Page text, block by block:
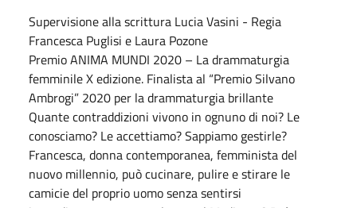
Supervisione alla scrittura Lucia Vasini - Regia
Francesca Puglisi e Laura Pozone
Premio ANIMA MUNDI 2020 – La drammaturgia
femminile X edizione. Finalista al “Premio Silvano
Ambrogi” 2020 per la drammaturgia brillante
Quante contraddizioni vivono in ognuno di noi? Le
conosciamo? Le accettiamo? Sappiamo gestirle?
Francesca, donna contemporanea, femminista del
nuovo millennio, può cucinare, pulire e stirare le
camicie del proprio uomo senza sentirsi